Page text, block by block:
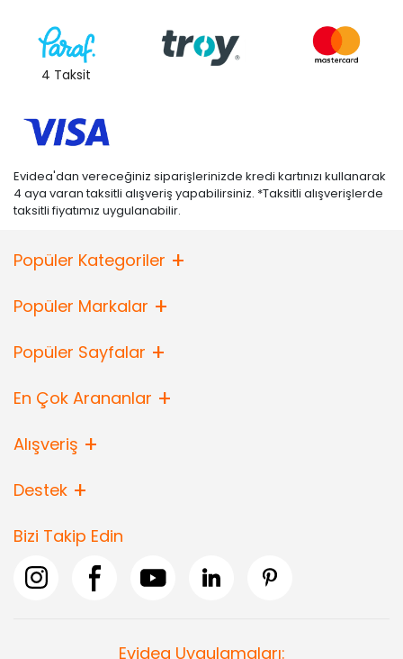
4 Taksit
Evidea'dan vereceğiniz siparişlerinizde kredi kartınızı kullanarak
4 aya varan taksitli alışveriş yapabilirsiniz. *Taksitli alışverişlerde
taksitli fiyatımız uygulanabilir.
Popüler Kategoriler
Popüler Markalar
Popüler Sayfalar
En Çok Arananlar
Alışveriş
Destek
Bizi Takip Edin
Evidea Uygulamaları: